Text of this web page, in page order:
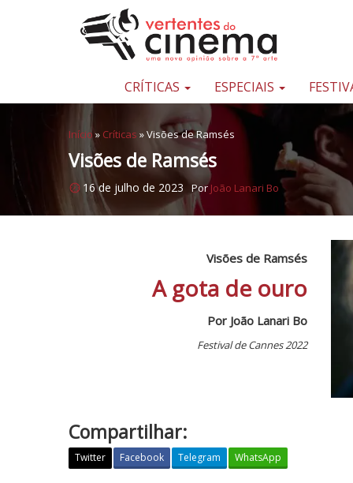
Pular para o conteúdo
Uma
sobre
sétima
arte
CRÍTICAS ESPECIAIS
Início » Críticas »Visões de Ramsés
Visões de Ramsés
16 de julho de 2023 PorJoão Lanari Bo
Visões de Ramsés
A gota de ouro
Por João Lanari Bo
Festival de Cannes 2022
Compartilhar:
Twitter Facebook Telegram WhatsApp